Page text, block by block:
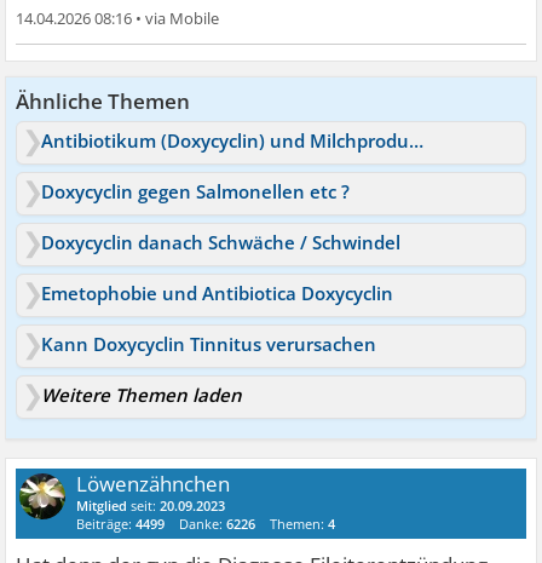
14.04.2026 08:16 •
Ähnliche Themen
Antibiotikum (Doxycyclin) und Milchprodukte
Doxycyclin gegen Salmonellen etc ?
Doxycyclin danach Schwäche / Schwindel
Emetophobie und Antibiotica Doxycyclin
Kann Doxycyclin Tinnitus verursachen
Weitere Themen laden
Löwenzähnchen
Mitglied seit:20.09.2023
Beiträge:4499 Danke:6226 Themen:4